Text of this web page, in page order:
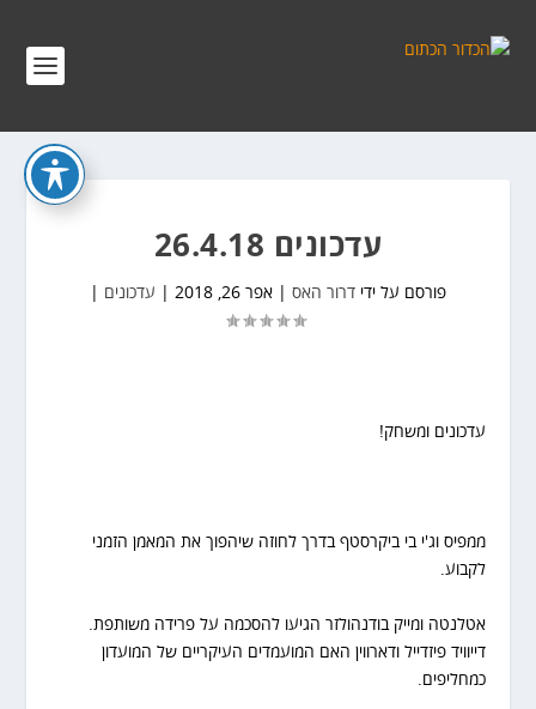
עדכונים 26.4.18
פורסם על ידי דרור האס אפר 26, 2018 עדכונים
עדכונים ומשחק!
ממפיס וג'י בי ביקרסטף בדרך לחוזה שיהפוך את המאמן הזמני
לקבוע.
אטלנטה ומייק בודנהולזר הגיעו להסכמה על פרידה משותפת.
דייוויד פיזדייל ודארווין האם המועמדים העיקריים של המועדון
כמחליפים.